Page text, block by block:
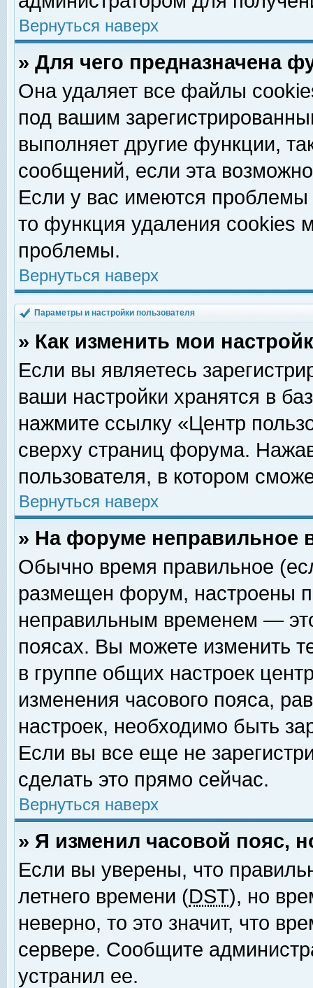
Вернуться наверх
» Для чего предназначена
Она удаляет все файлы
под вашим
выполняет другие функции,
сообщений, если эта
Если у вас имеются
то функция удаления cookies
проблемы.
Вернуться наверх
Параметры и настройки пользователя
» Как изменить мои
Если вы являетесь
ваши настройки хранятся в
нажмите ссылку «Центр
сверху страниц форума.
пользователя, в котором
Вернуться наверх
» На форуме неправильное
Обычно время правильное
размещен форум, настроены
неправильным временем —
поясах. Вы можете изменить
в группе общих настроек
изменения часового пояса,
настроек, необходимо быть
Если вы все еще не
сделать это прямо сейчас.
Вернуться наверх
» Я изменил часовой пояс,
Если вы уверены, что
летнего времени (DST), но
неверно, то это значит, что
сервере. Сообщите
устранил ее.